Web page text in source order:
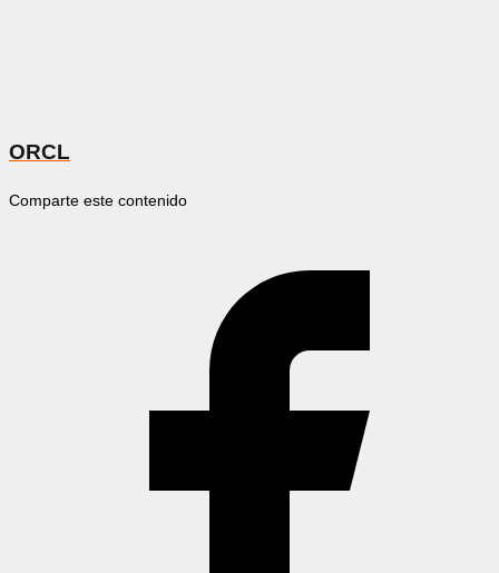
ORCL
Comparte este contenido